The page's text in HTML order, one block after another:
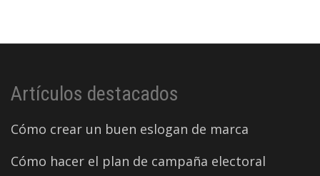
Artículos destacados
Cómo crear un buen eslogan de marca
Cómo hacer el plan de campaña electoral